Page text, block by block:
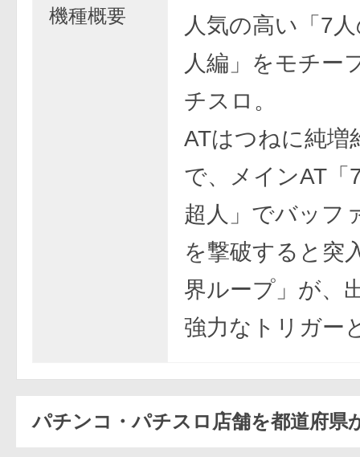
機種概要
人気の高い「7
人編」をモチー
チスロ。
ATはつねに純増
で、メインAT「
超人」でバッフ
を撃破すると突
界ループ」が、
強力なトリガー
パチンコ・パチスロ店舗を都道府県